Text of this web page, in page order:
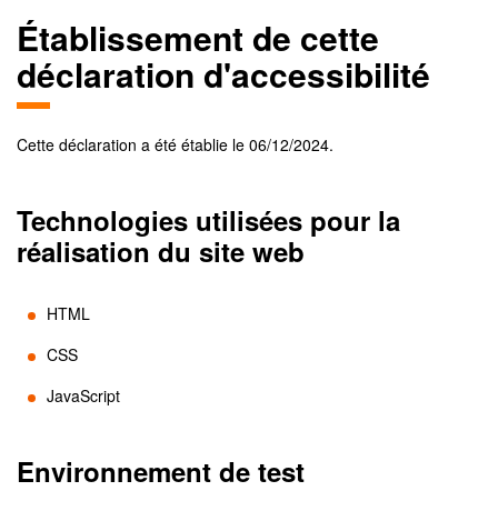
Établissement de cette
déclaration d'accessibilité
Cette déclaration a été établie le 06/12/2024.
Technologies utilisées pour la
réalisation du site web
HTML
CSS
JavaScript
Environnement de test